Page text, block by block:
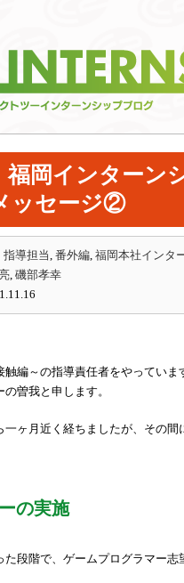
福岡インターン
ッセージ②
指導担当, 番外編, 福岡本社インタ
, 磯部孝幸
編～の指導責任者をやっていま
曽我と申します。
一ヶ月近く経ちましたが、その間
の実施
段階で、ゲームプログラマー志